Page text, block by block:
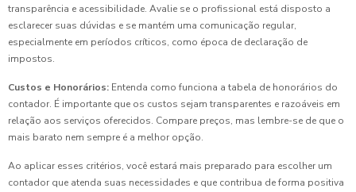
transparência e acessibilidade. Avalie se o profissional está disposto a
esclarecer suas dúvidas e se mantém uma comunicação regular,
especialmente em períodos críticos, como época de declaração de
impostos.
Custos e Honorários: Entenda como funciona a tabela de honorários do
contador. É importante que os custos sejam transparentes e razoáveis em
relação aos serviços oferecidos. Compare preços, mas lembre-se de que o
mais barato nem sempre é a melhor opção.
Ao aplicar esses critérios, você estará mais preparado para escolher um
contador que atenda suas necessidades e que contribua de forma positiva